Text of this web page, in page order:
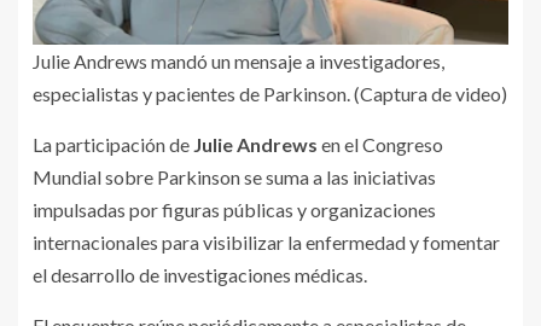
Julie Andrews mandó un mensaje a investigadores,
especialistas y pacientes de Parkinson. (Captura de video)
La participación de Julie Andrews en el Congreso
Mundial sobre Parkinson se suma a las iniciativas
impulsadas por figuras públicas y organizaciones
internacionales para visibilizar la enfermedad y fomentar
el desarrollo de investigaciones médicas.